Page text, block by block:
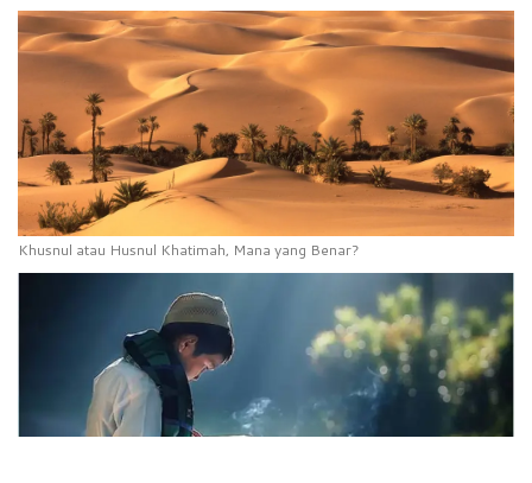
Khusnul atau Husnul Khatimah, Mana yang Benar?